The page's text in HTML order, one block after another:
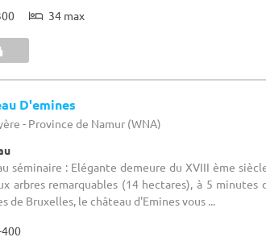
34 max
D'emines
- Province de Namur (WNA)
séminaire : Elégante demeure du XVIII ème
arbres remarquables (14 hectares), à 5 minutes
de Bruxelles, le château d'Emines vous ...